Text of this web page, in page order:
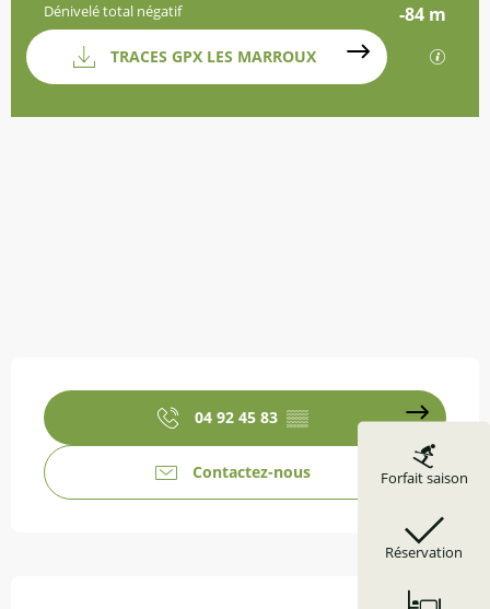
Forfait saison
Réservation
Dénivelé total négatif -84 m
DocumentationTRACES GPX LES MARROUX
04 92 45 83 ▒▒
Contactez-nous